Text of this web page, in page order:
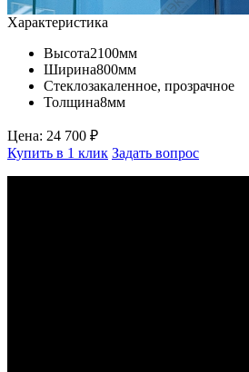
Характеристика
Высота2100мм
Ширина800мм
Стеклозакаленное, прозрачное
Толщина8мм
Цена: 24 700 ₽
Купить в 1 клик Задать вопрос